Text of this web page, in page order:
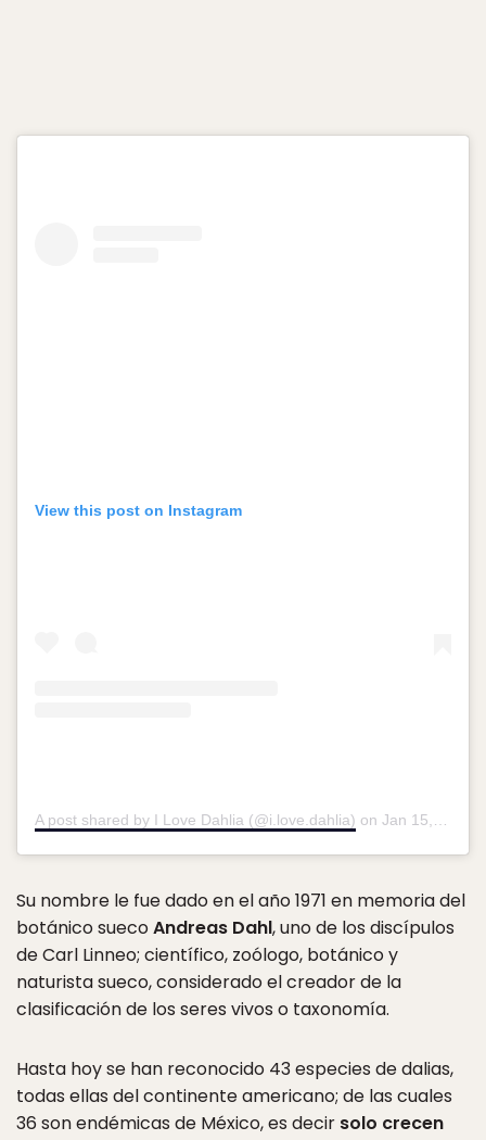
View this post on Instagram
A post shared by I Love Dahlia (@i.love.dahlia) on Jan 15, 2020 at 1:30am PST
Su nombre le fue dado en el año 1971 en memoria del
botánico suecoAndreas Dahl, uno de los discípulos
de Carl Linneo; científico, zoólogo, botánico y
naturista sueco, considerado el creador de la
clasificación de los seres vivos o taxonomía.
Hasta hoy se han reconocido 43 especies de dalias,
todas ellas del continente americano; de las cuales
36 son endémicas de México, es decir solo crecen